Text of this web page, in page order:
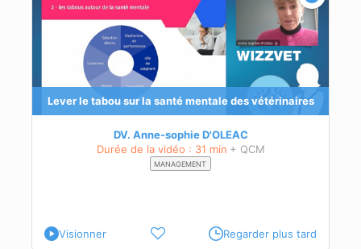
Lever le tabou sur la santé mentale des vétérinaires
DV. Anne-sophie D'OLEAC
Durée de la vidéo : 31 min + QCM
MANAGEMENT
Visionner Regarder plus tard